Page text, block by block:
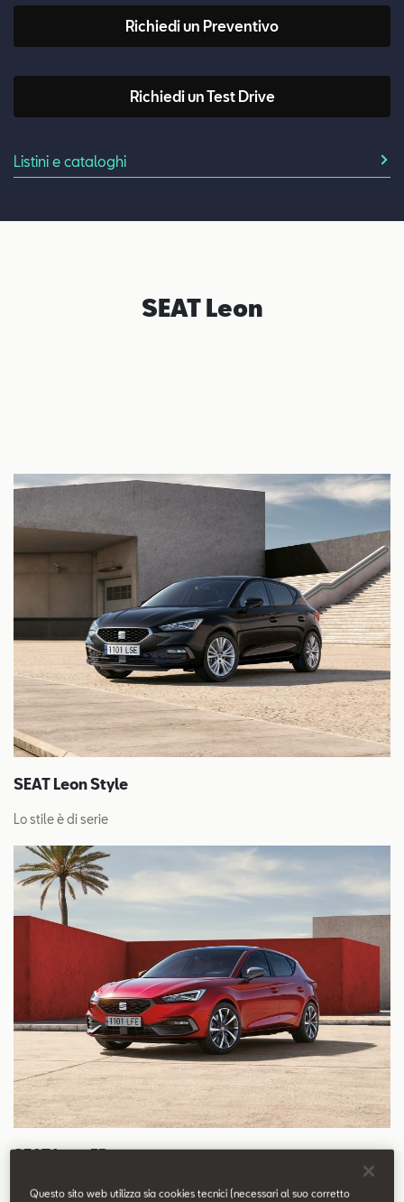
Richiedi un Preventivo
Richiedi un Test Drive
Listini e cataloghi
SEAT Leon
SEAT Leon Style
Lo stile è di serie
SEAT Leon FR
Il massimo della sportività
Questo sito web utilizza sia cookies tecnici (necessari al suo corretto